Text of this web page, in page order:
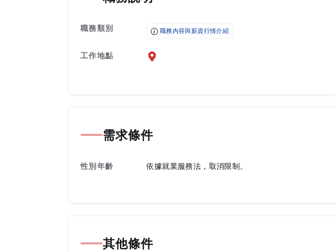
職務類別 職務內容與薪資行情介紹
工作地點 前往查看地圖
需求條件
性別年齡 依據就業服務法，取消限制。
其他條件